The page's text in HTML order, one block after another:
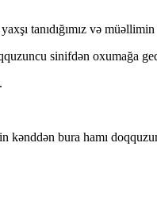
tanıdığımız və
sinifdən oxumağa
bura hamı